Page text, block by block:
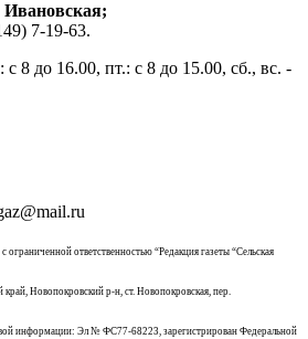
7-19-63.
с 8 до 16.00, пт.: с 8 до 15.00, сб., вс. -
ограниченной ответственностью “Редакция газеты “Сельская
Новопокровский р-н, ст. Новопокровская, пер.
информации: Эл № ФС77-68223, зарегистрирован Федеральной